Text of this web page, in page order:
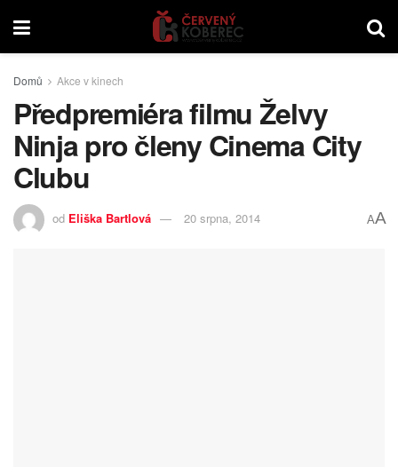
Domů Akce v kinech
Předpremiéra filmu Želvy
Ninja pro členy Cinema City
Clubu
od Eliška Bartlová 20 srpna, 2014 AA